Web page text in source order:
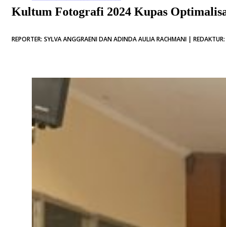
Kultum Fotografi 2024 Kupas
REPORTER: SYLVA ANGGRAENI DAN ADINDA AULIA RACHMANI |